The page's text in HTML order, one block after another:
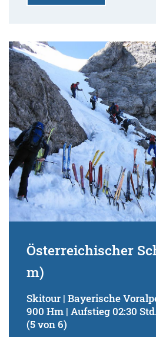
Österreichischer
m)
Skitour | Bayerische
900 Hm | Aufstieg 02:30
(5 von 6)